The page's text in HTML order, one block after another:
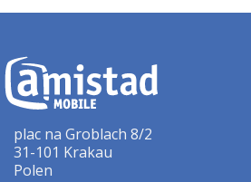
plac na Groblach 8/2
31-101 Krakau
Polen